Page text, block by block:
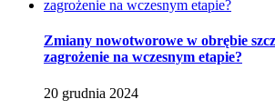
Zmiany nowotworowe w obrębie
zagrożenie na wczesnym etapie?
20 grudnia 2024